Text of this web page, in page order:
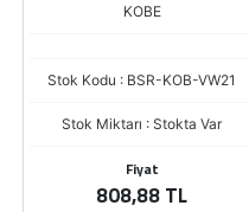
KOBE
Stok Kodu : BSR-KOB-VW21
Stok Miktarı : Stokta Var
Fiyat
808,88 TL